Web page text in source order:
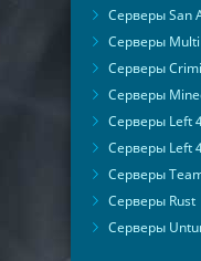
Серверы San
Серверы
Серверы
Серверы
Серверы Left
Серверы Left
Серверы
Серверы Rust
Серверы